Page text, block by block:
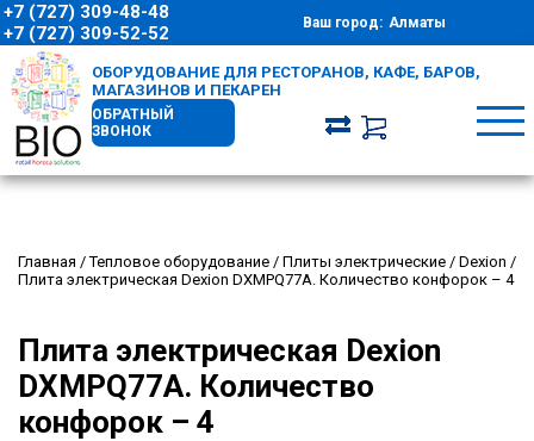
+7 (727) 309-48-48
+7 (727) 309-52-52
Ваш город: Алматы
ОБОРУДОВАНИЕ ДЛЯ РЕСТОРАНОВ, КАФЕ, БАРОВ,
МАГАЗИНОВ И ПЕКАРЕН
ОБРАТНЫЙ
ЗВОНОК
Главная /Тепловое оборудование / Плиты электрические / Dexion /
Плита электрическая Dexion DXMPQ77A. Количество конфорок – 4
Плита электрическая Dexion
DXMPQ77A. Количество
конфорок – 4